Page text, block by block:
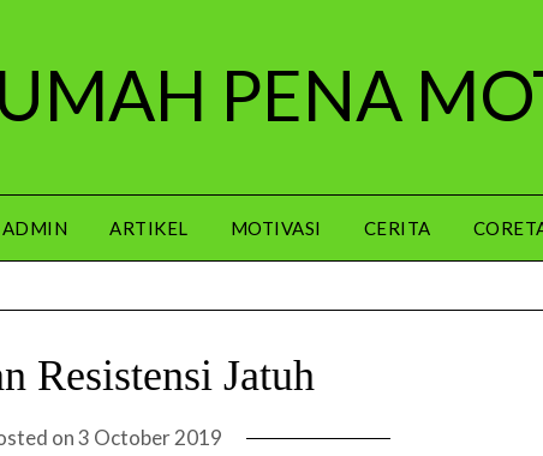
PENA
ADMIN ARTIKEL MOTIVASI CERITA
Resistensi Jatuh
on3 October 2019